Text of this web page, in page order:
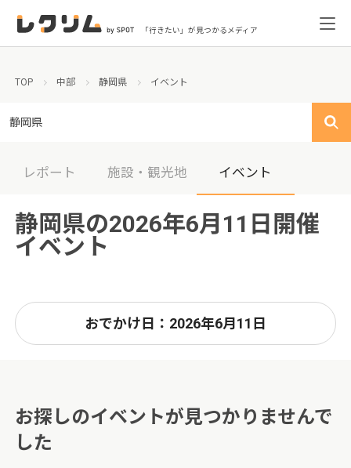
「行きたい」が見つかるメディア
TOP 中部 静岡県 イベント
静岡県
レポート 施設・観光地 イベント
静岡県の2026年6月11日開催
イベント
おでかけ日：2026年6月11日
お探しのイベントが見つかりませんで
した